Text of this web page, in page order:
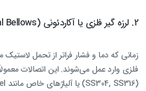
2. لرزه گیر فلزی یا آکاردئونی (Metal Bellows)
زمانی که دما و فشار فراتر از تحمل لاستیک
فلزی وارد عمل می‌شوند. این اتصالات
(SS304, SS316) یا آلیاژهای خاص مانند Inconel ساخته می‌شوند.